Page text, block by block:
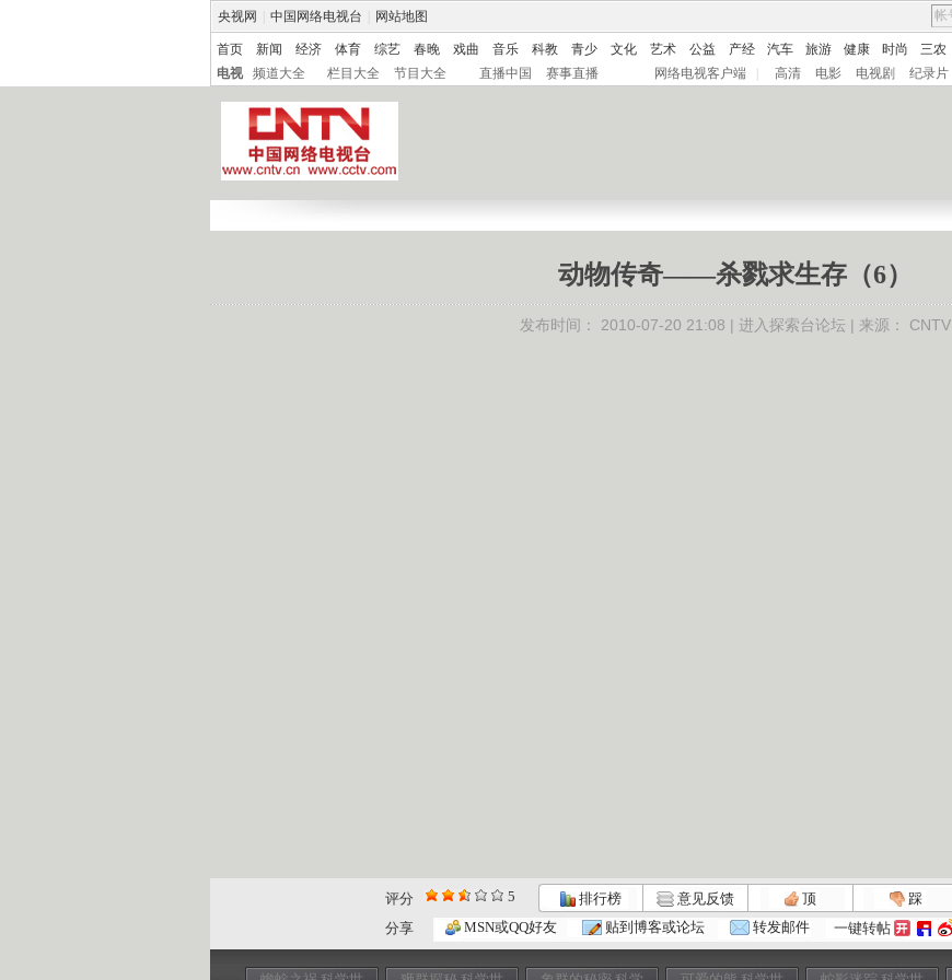
央视网 中国网络电视台 网站地图
首页 新闻 经济 体育 综艺 春晚 戏曲 音乐 科教 青少 文化 艺术 公益 产经 汽车 旅游 健康 时尚 三农
电视
频道大全 栏目大全 节目大全 直播中国 赛事直播 网络电视客户端 高清 电影 电视剧 纪录片
动物传奇——杀戮求生存（6）
发布时间： 2010-07-20 21:08 | 进入探索台论坛 | 来源： CNTV
评分 5 排行榜 意见反馈 顶 踩
分享
MSN或QQ好友 贴到博客或论坛 转发邮件 一键转帖